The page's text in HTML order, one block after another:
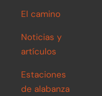
El camino
Noticias y
artículos
Estaciones
de alabanza